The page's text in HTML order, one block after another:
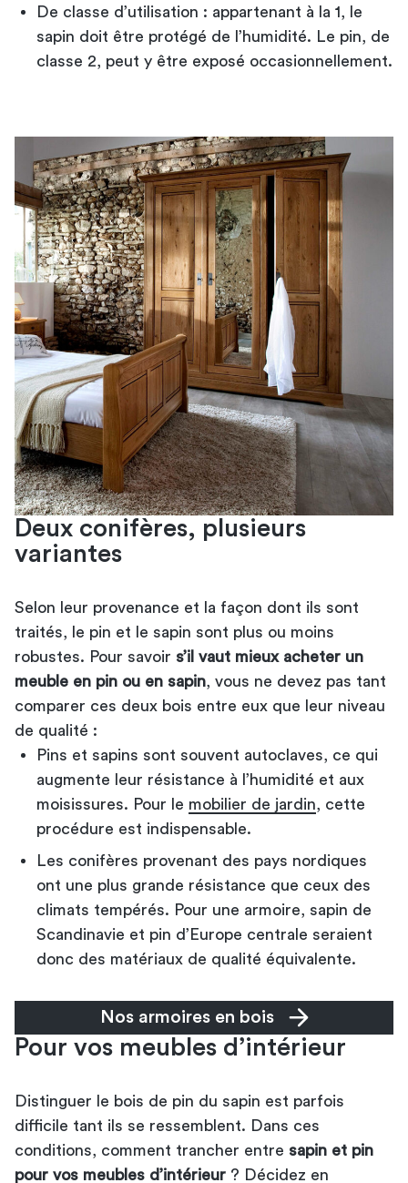
De classe d’utilisation : appartenant à la 1, le
sapin doit être protégé de l’humidité. Le pin, de
classe 2, peut y être exposé occasionnellement.
Deux conifères, plusieurs
variantes
Selon leur provenance et la façon dont ils sont
traités, le pin et le sapin sont plus ou moins
robustes. Pour savoir s’il vaut mieux acheter un
meuble en pin ou en sapin , vous ne devez pas tant
comparer ces deux bois entre eux que leur niveau
de qualité :
Pins et sapins sont souvent autoclaves, ce qui
augmente leur résistance à l’humidité et aux
moisissures. Pour le mobilier de jardin , cette
procédure est indispensable.
Les conifères provenant des pays nordiques
ont une plus grande résistance que ceux des
climats tempérés. Pour une armoire, sapin de
Scandinavie et pin d’Europe centrale seraient
donc des matériaux de qualité équivalente.
Nos armoires en bois
Pour vos meubles d’intérieur
Distinguer le bois de pin du sapin est parfois
difficile tant ils se ressemblent. Dans ces
conditions, comment trancher entre sapin et pin
pour vos meubles d’intérieur ? Décidez en